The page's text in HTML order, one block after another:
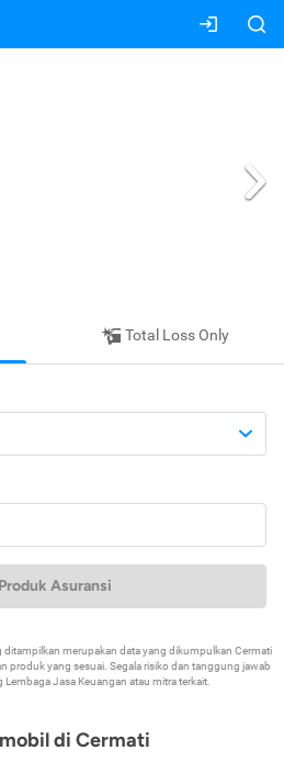
Total Loss Only
Asuransi
ditampilkan merupakan data yang dikumpulkan Cermati
yang sesuai. Segala risiko dan tanggung jawab
Jasa Keuangan atau mitra terkait.
di Cermati